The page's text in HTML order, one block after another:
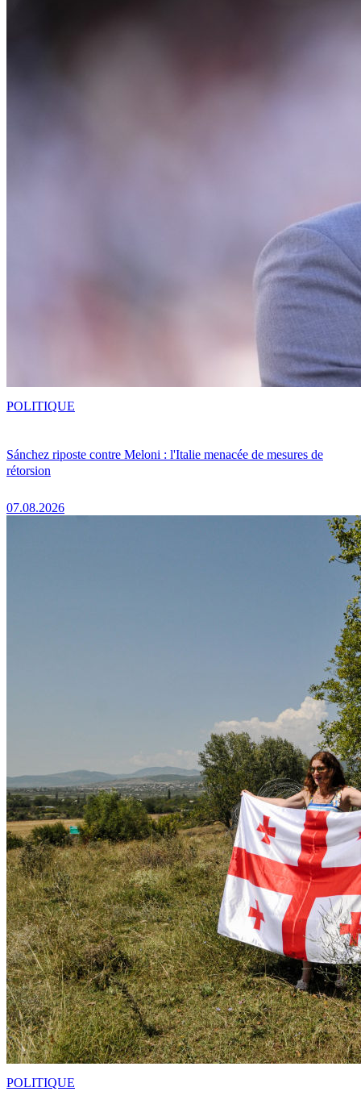
Sánchez riposte contre Meloni : l'Italie menacée de mesures de
rétorsion
07.08.2026
POLITIQUE
POLITIQUE